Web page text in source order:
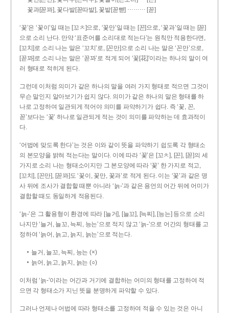
꽃과[꼳꽈], 꽃다발[꼳따발], 꽃밭[꼳빧] ……… [꼳]
‘꽃’은 ‘꽃이’일 때는 [꼬ㅊ]으로, ‘꽃만’일 때는 [꼰]으로, ‘꽃과’일 때는 [꼳]
으로 소리 난다. 만약 ‘표준어를 소리대로 적는다’는 원칙만 적용한다면,
[꼬치]로 소리 나는 말은 ‘꼬치’로, [꼰만]으로 소리 나는 말은 ‘꼰만’으로,
[꼳꽈]로 소리 나는 말은 ‘꼳꽈’로 적게 되어 ‘꽃[花]’이라는 하나의 말이 여
러 형태로 적히게 된다.
그런데 이처럼 의미가 같은 하나의 말을 여러 가지 형태로 적으면 그것이
무슨 말인지 알아보기가 쉽지 않다. 의미가 같은 하나의 말은 형태를 하
나로 고정하여 일관되게 적어야 의미를 파악하기가 쉽다. 즉 ‘꽃, 꼰,
꼳’보다는 ‘꽃’ 하나로 일관되게 적는 것이 의미를 파악하는 데 효과적이
다.
‘어법에 맞도록 한다’는 것은 이와 같이 뜻을 파악하기 쉽도록 각 형태소
의 본모양을 밝혀 적는다는 말이다. 이에 따라 ‘꽃’은 [꼬ㅊ], [꼰], [꼳]의 세
가지로 소리 나는 형태소이지만 그 본모양에 따라 ‘꽃’ 한 가지로 적고,
[꼬치], [꼰만], [꼳꽈]도 ‘꽃이, 꽃만, 꽃과’로 적게 된다. 이는 ‘꽃’과 같은 명
사 뒤에 조사가 결합할 때뿐 아니라 ‘늙-’과 같은 용언의 어간 뒤에 어미가
결합할 때도 동일하게 적용된다.
‘늙-’은 그 활용형이 환경에 따라 [늘거], [늘꼬], [늑찌], [능는] 등으로 소리
나지만 ‘늘거, 늘꼬, 늑찌, 능는’으로 적지 않고 ‘늙-’으로 어간의 형태를 고
정하여 ‘늙어, 늙고, 늙지, 늙는’으로 적는다.
늘거, 늘꼬, 늑찌, 능는 (×)
늙어, 늙고, 늙지, 늙는 (○)
이처럼 ‘늙-­’이라는 어간과 거기에 결합하는 어미의 형태를 고정하여 적
으면 각 형태소가 지닌 뜻을 분명하게 파악할 수 있다.
그러나 언제나 어법에 따라 형태소를 고정하여 적을 수 있는 것은 아니